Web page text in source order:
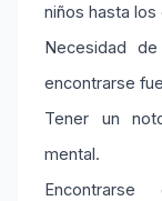
niños hasta
Necesidad
encontrarse
Tener un
mental.